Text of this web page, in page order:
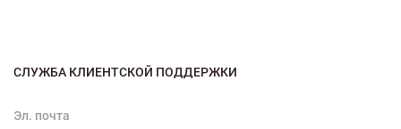
СЛУЖБА КЛИЕНТСКОЙ ПОДДЕРЖКИ
Эл. почта